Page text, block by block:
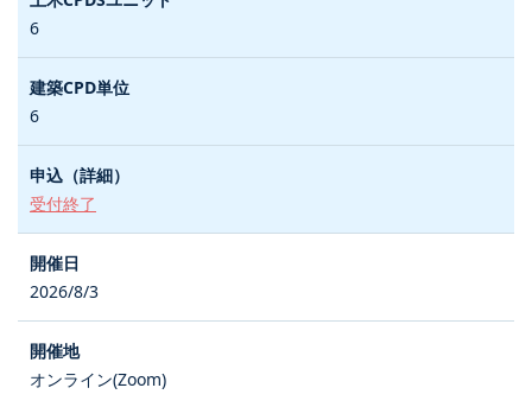
6
6
受付終了
2026/8/3
オンライン(Zoom)